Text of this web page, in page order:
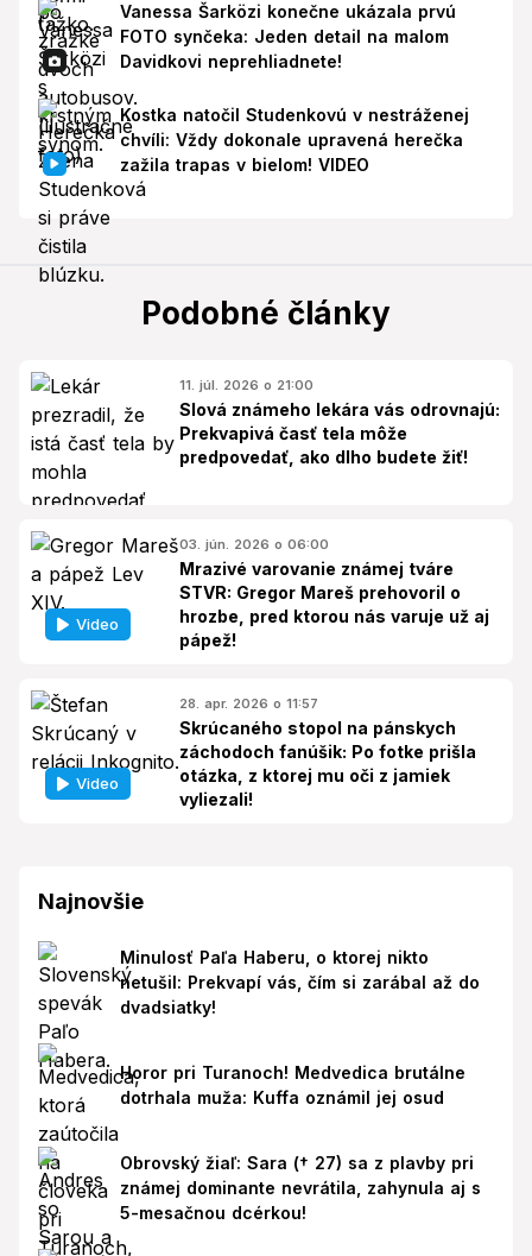
Vanessa Šarközi konečne ukázala prvú
FOTO synčeka: Jeden detail na malom
Davidkovi neprehliadnete!
Kostka natočil Studenkovú v nestráženej
chvíli: Vždy dokonale upravená herečka
zažila trapas v bielom! VIDEO
Podobné články
11. júl. 2026 o 21:00
Slová známeho lekára vás odrovnajú:
Prekvapivá časť tela môže
predpovedať, ako dlho budete žiť!
Video
03. jún. 2026 o 06:00
Mrazivé varovanie známej tváre
STVR: Gregor Mareš prehovoril o
hrozbe, pred ktorou nás varuje už aj
pápež!
Video
28. apr. 2026 o 11:57
Skrúcaného stopol na pánskych
záchodoch fanúšik: Po fotke prišla
otázka, z ktorej mu oči z jamiek
vyliezali!
Najnovšie
Minulosť Paľa Haberu, o ktorej nikto
netušil: Prekvapí vás, čím si zarábal až do
dvadsiatky!
Horor pri Turanoch! Medvedica brutálne
dotrhala muža: Kuffa oznámil jej osud
Obrovský žiaľ: Sara († 27) sa z plavby pri
známej dominante nevrátila, zahynula aj s
5-mesačnou dcérkou!